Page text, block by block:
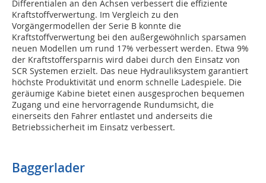
Differentialen an den Achsen verbessert die effiziente
Kraftstoffverwertung. Im Vergleich zu den
Vorgängermodellen der Serie B konnte die
Kraftstoffverwertung bei den außergewöhnlich sparsamen
neuen Modellen um rund 17% verbessert werden. Etwa 9%
der Kraftstoffersparnis wird dabei durch den Einsatz von
SCR Systemen erzielt. Das neue Hydrauliksystem garantiert
höchste Produktivität und enorm schnelle Ladespiele. Die
geräumige Kabine bietet einen ausgesprochen bequemen
Zugang und eine hervorragende Rundumsicht, die
einerseits den Fahrer entlastet und anderseits die
Betriebssicherheit im Einsatz verbessert.
Baggerlader